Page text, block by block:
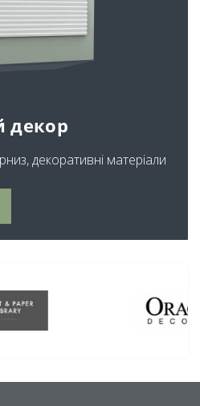
декор
декоративні матеріали